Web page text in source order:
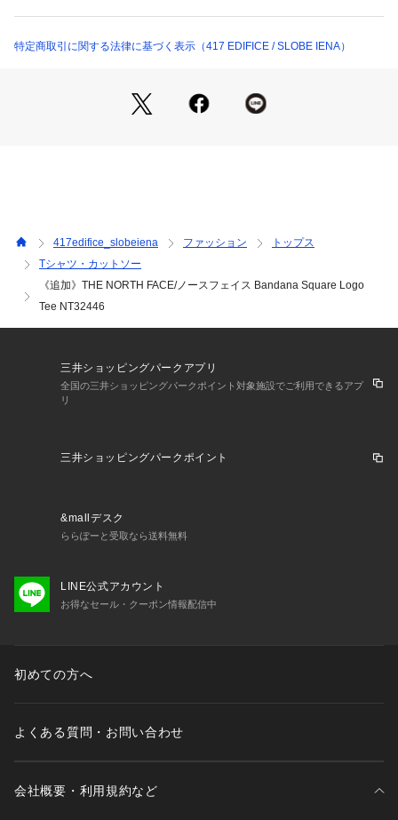
SLOBE IENA
※旧品番25070913000310の追加商品です。
※若干の仕様変更がある場合もございます。
います。
【THE NORTH FACE/ノースフェイス】
1968年にサンフランシスコで産声を上げたTHE NORTH FAC
スリーピングバッグやウェア、テント、バッグなどの製品づく
りを通して、アウトドアの限界点を高め、「自然を模倣するの
ではなく、自然に存在する複数の原理感の相互作用を調整し、
まもブランドの根底に息づいています。
こちらの商品は生産の都合上、生産国が複数ございます。
ご注文時の生産国のご指定は承っておりません。予めご了承下
※こちらの商品は、SLOBE IENAでの取り扱いになります。
※照明の関係により、実際よりも色味が違って見える場合があ
画像のカラーが異なる場合もございます。
26070913000820 （ショップ）
特定商取引に関する法律に基づく表示（417 EDIFICE / SLOBE IENA）
417edifice_slobeiena ファッション
トップス
Tシャツ・カットソー
《追加》THE NORTH FACE/ノースフェイス Bandana Square Logo
Tee NT32446
三井ショッピングパークアプリ
全国の三井ショッピングパークポイント対象施設でご利用できるアプ
リ
三井ショッピングパークポイント
&mallデスク
ららぽーと受取なら送料無料
LINE公式アカウント
お得なセール・クーポン情報配信中
初めての方へ
よくある質問・お問い合わせ
会社概要・利用規約など